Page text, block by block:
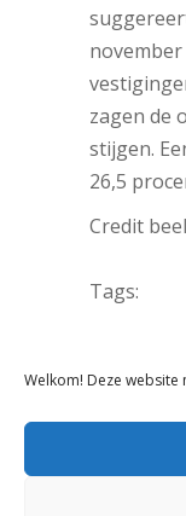
Welkom! Deze website
zagen de
stijgen.
26,5
Credit
Tags:
DELEN:
VORIG